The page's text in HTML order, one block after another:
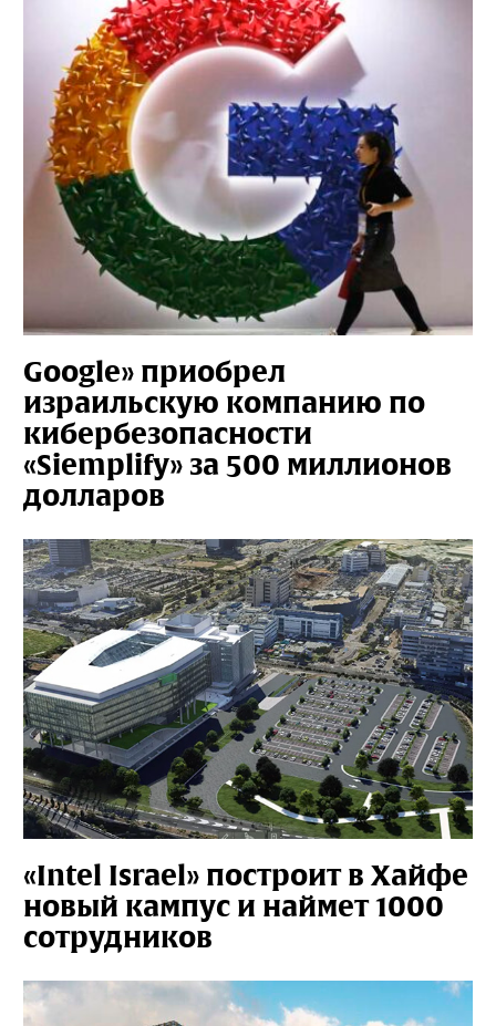
Google» приобрел
израильскую компанию по
кибербезопасности
«Siemplify» за 500 миллионов
долларов
«Intel Israel» построит в Хайфе
новый кампус и наймет 1000
сотрудников